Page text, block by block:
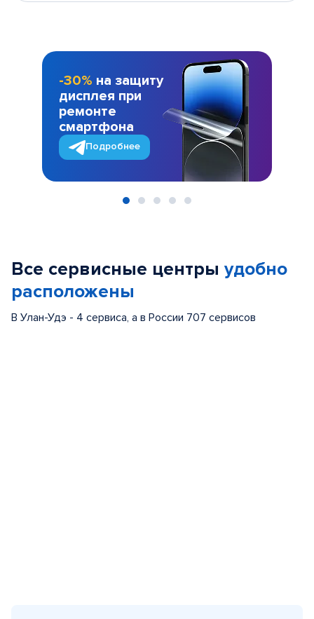
-30% на защиту
дисплея при
ремонте
смартфона
Подробнее
Все сервисные центры удобно
расположены
В Улан-Удэ - 4 сервиса, а в России 707 сервисов